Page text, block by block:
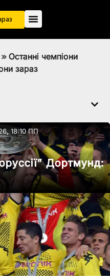
» Останні чемпіони
зараз
18:10 ПП
Дортмунд: